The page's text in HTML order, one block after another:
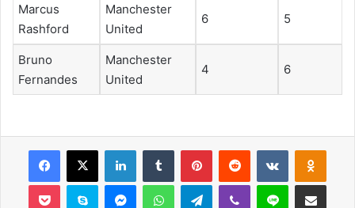
Marcus
Rashford
Manchester
United
6 5
Bruno
Fernandes
Manchester
United
4 6
Facebook
X LinkedInTumblr PinterestReddit VKontakte
Pocket Skype MessengerWhatsAppTelegramViber Line E-Posta ile